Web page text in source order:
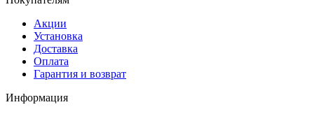
Акции
Установка
Доставка
Оплата
Гарантия и возврат
Информация